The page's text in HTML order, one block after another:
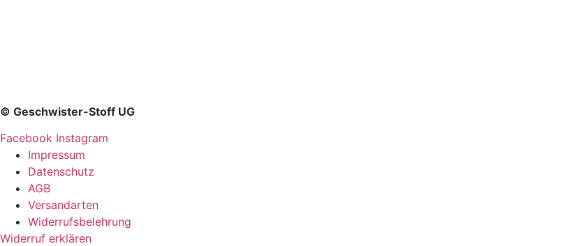
© Geschwister-Stoff UG
Facebook Instagram
Impressum
Datenschutz
AGB
Versandarten
Widerrufsbelehrung
Widerruf erklären